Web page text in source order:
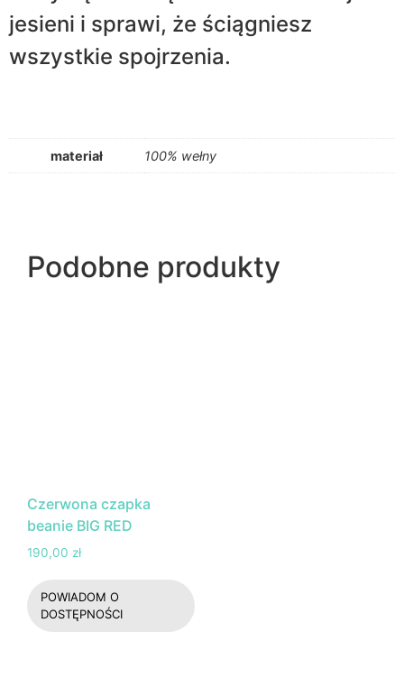
jesieni i sprawi, że ściągniesz
wszystkie spojrzenia.
materiał 100% wełny
Podobne produkty
Czerwona czapka
beanie BIG RED
190,00 zł
POWIADOM O
DOSTĘPNOŚCI